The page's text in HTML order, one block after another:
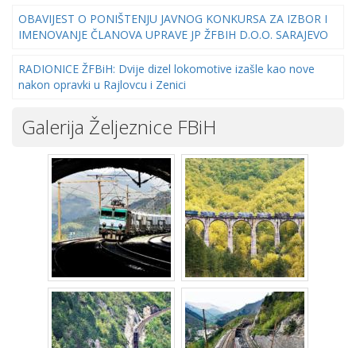
OBAVIJEST O PONIŠTENJU JAVNOG KONKURSA ZA IZBOR I
IMENOVANJE ČLANOVA UPRAVE JP ŽFBIH D.O.O. SARAJEVO
RADIONICE ŽFBiH: Dvije dizel lokomotive izašle kao nove
nakon opravki u Rajlovcu i Zenici
Galerija Željeznice FBiH